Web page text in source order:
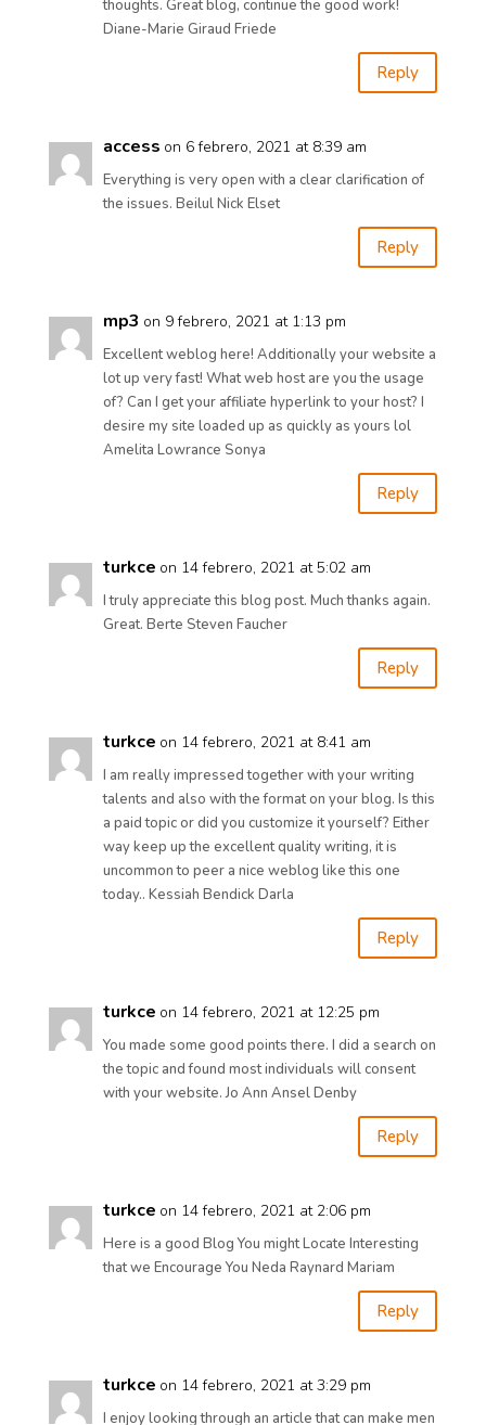
thoughts. Great blog, continue the good work!
Diane-Marie Giraud Friede
Reply
access on 6 febrero, 2021 at 8:39 am
Everything is very open with a clear clarification of
the issues. Beilul Nick Elset
Reply
mp3 on 9 febrero, 2021 at 1:13 pm
Excellent weblog here! Additionally your website a
lot up very fast! What web host are you the usage
of? Can I get your affiliate hyperlink to your host? I
desire my site loaded up as quickly as yours lol
Amelita Lowrance Sonya
Reply
turkce on 14 febrero, 2021 at 5:02 am
I truly appreciate this blog post. Much thanks again.
Great. Berte Steven Faucher
Reply
turkce on 14 febrero, 2021 at 8:41 am
I am really impressed together with your writing
talents and also with the format on your blog. Is this
a paid topic or did you customize it yourself? Either
way keep up the excellent quality writing, it is
uncommon to peer a nice weblog like this one
today.. Kessiah Bendick Darla
Reply
turkce on 14 febrero, 2021 at 12:25 pm
You made some good points there. I did a search on
the topic and found most individuals will consent
with your website. Jo Ann Ansel Denby
Reply
turkce on 14 febrero, 2021 at 2:06 pm
Here is a good Blog You might Locate Interesting
that we Encourage You Neda Raynard Mariam
Reply
turkce on 14 febrero, 2021 at 3:29 pm
I enjoy looking through an article that can make men